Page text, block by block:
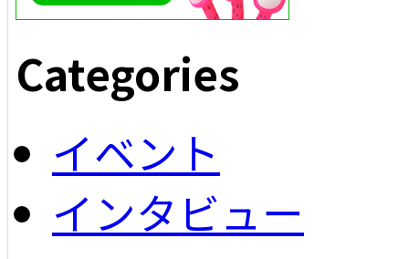
Categories
イベント
インタビュー